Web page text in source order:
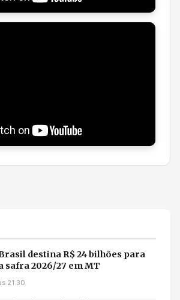
destina R$ 24 bilhões para
safra 2026/27 em MT
21:30